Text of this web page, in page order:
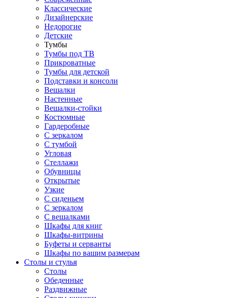
Классические
Дизайнерские
Недорогие
Детские
Тумбы
Тумбы под ТВ
Прикроватные
Тумбы для детской
Подставки и консоли
Вешалки
Настенные
Вешалки-стойки
Костюмные
Гардеробные
С зеркалом
С тумбой
Угловая
Стеллажи
Обувницы
Открытые
Узкие
С сиденьем
С зеркалом
С вешалками
Шкафы для книг
Шкафы-витрины
Буфеты и серванты
Шкафы по вашим размерам
Столы и стулья
Столы
Обеденные
Раздвижные